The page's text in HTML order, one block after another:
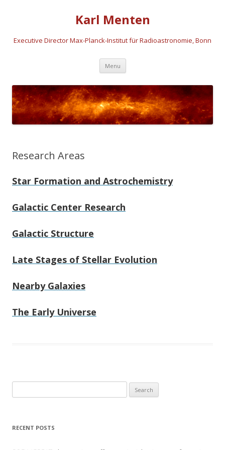
Karl Menten
Executive Director Max-Planck-Institut für Radioastronomie, Bonn
Menu Skip
content
Research Areas
Star Formation and Astrochemistry
Galactic Center Research
Galactic Structure
Late Stages of Stellar Evolution
Nearby Galaxies
The Early Universe
e
r
h
RECENT POSTS